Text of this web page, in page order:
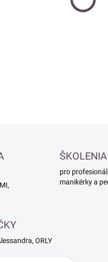
ŠKOLENIA
pro
manikérky a
ORLY